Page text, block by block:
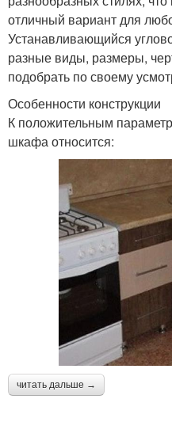
отличный вариант для
Устанавливающийся
разные виды, размеры,
подобрать по своему
Особенности конструкции
К положительным
шкафа относится:
читать дальше →